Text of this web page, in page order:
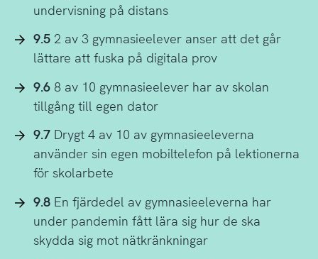
undervisning på distans
9.52 av 3 gymnasieelever anser att det går
lättare att fuska på digitala prov
9.68 av 10 gymnasieelever har av skolan
tillgång till egen dator
9.7Drygt 4 av 10 av gymnasieeleverna
använder sin egen mobiltelefon på lektionerna
för skolarbete
9.8En fjärdedel av gymnasieeleverna har
under pandemin fått lära sig hur de ska
skydda sig mot nätkränkningar